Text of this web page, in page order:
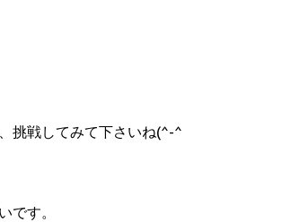
挑戦してみて下さいね(^-^
です。